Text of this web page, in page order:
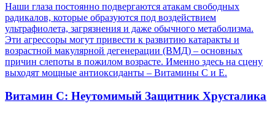
Наши глаза постоянно подвергаются атакам свободных
радикалов, которые образуются под воздействием
ультрафиолета, загрязнения и даже обычного метаболизма.
Эти агрессоры могут привести к развитию катаракты и
возрастной макулярной дегенерации (ВМД) – основных
причин слепоты в пожилом возрасте. Именно здесь на сцену
выходят мощные антиоксиданты – Витамины C и E.
Витамин C: Неутомимый Защитник Хрусталика